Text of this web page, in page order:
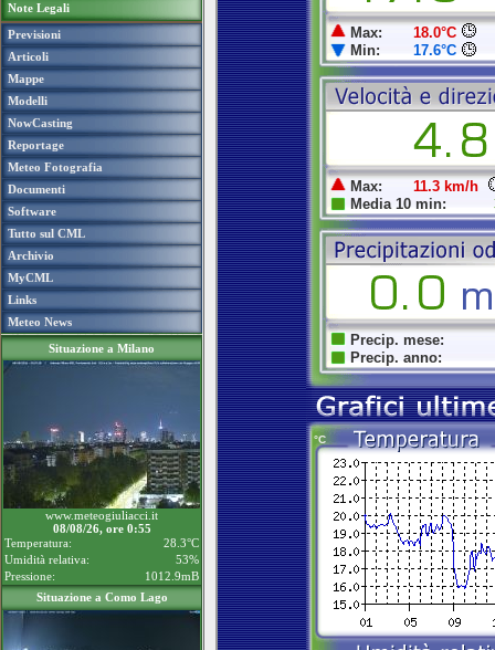
Note Legali
Previsioni
Articoli
Mappe
Modelli
NowCasting
Reportage
Meteo Fotografia
Documenti
Software
Tutto sul CML
Archivio
MyCML
Links
Meteo News
Situazione a Milano
www.meteogiuliacci.it
08/08/26, ore 0:55
Temperatura:
28.3°C
Umidità relativa:
53%
Pressione:
1012.9mB
Situazione a Como Lago